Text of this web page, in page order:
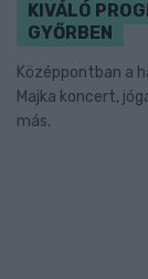
KIVÁLÓ
GYŐRBEN
Középpontban a
Majka koncert,
más.